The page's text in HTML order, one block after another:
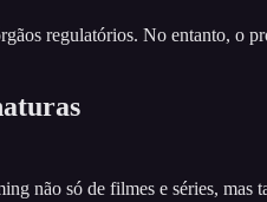
regulatórios. No entanto, o
só de filmes e séries, mas